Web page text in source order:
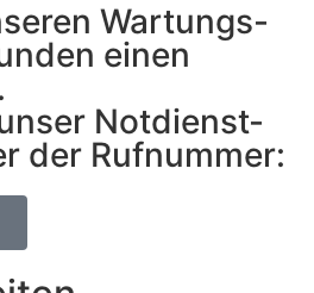
Wartungs-
einen
Notdienst-
der Rufnummer: